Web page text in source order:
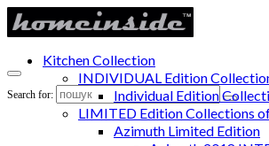
Search for:
Kitchen Collection
INDIVIDUAL Edition
Individual Edition
LIMITED Edition Collections
Azimuth Limited Edition